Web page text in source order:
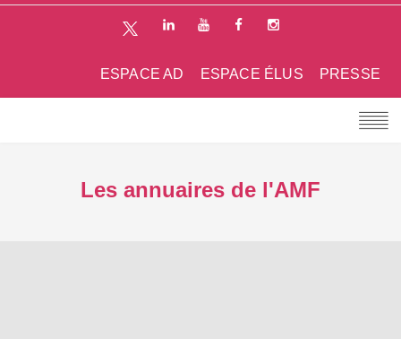
PRESSE
ESPACE ÉLUS
ESPACE AD
Les annuaires de l'AMF